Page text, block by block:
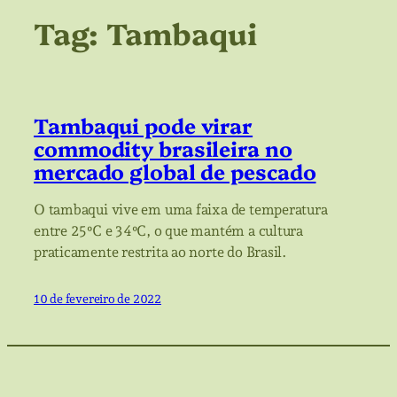
Tag: Tambaqui
Tambaqui pode virar
commodity brasileira no
mercado global de pescado
O tambaqui vive em uma faixa de temperatura
entre 25ºC e 34ºC, o que mantém a cultura
praticamente restrita ao norte do Brasil.
10 de fevereiro de 2022